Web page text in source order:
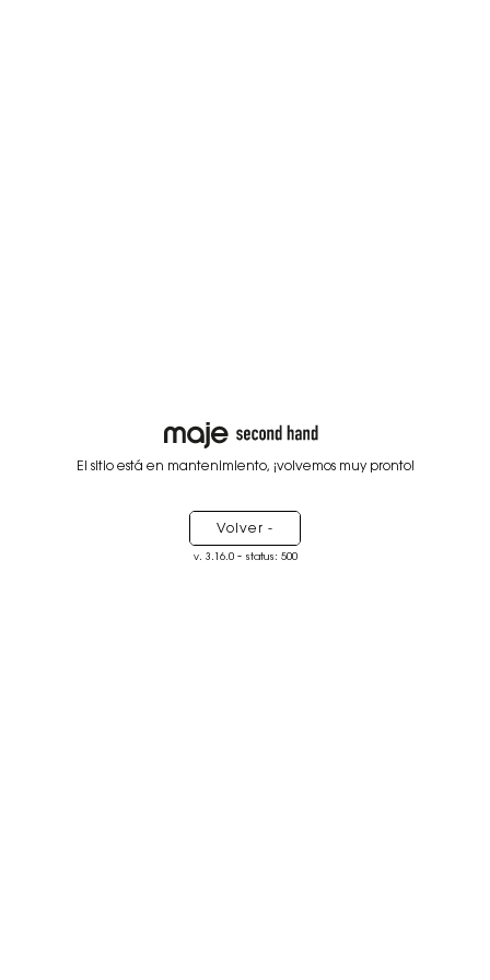
El sitio está en mantenimiento, ¡volvemos muy pronto!
Volver -
v. 3.16.0- status: 500